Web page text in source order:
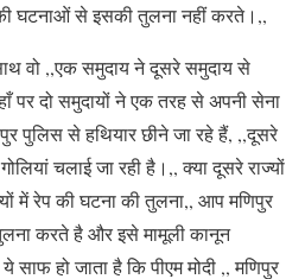
घटनाओं से इसकी तुलना नहीं करते।,,
वो ,,एक समुदाय ने दूसरे समुदाय से
पर दो समुदायों ने एक तरह से अपनी सेना
पुलिस से हथियार छीने जा रहे हैं, ,,दूसरे
चलाई जा रही है।,, क्या दूसरे राज्यों
में रेप की घटना की तुलना,, आप मणिपुर
करते है और इसे मामूली कानून
साफ हो जाता है कि पीएम मोदी ,, मणिपुर